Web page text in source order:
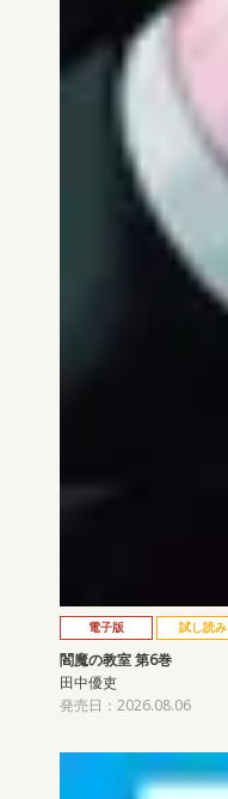
電子版 試し読み
閻魔の教室 第6巻
田中優吏
発売日：2026.08.06